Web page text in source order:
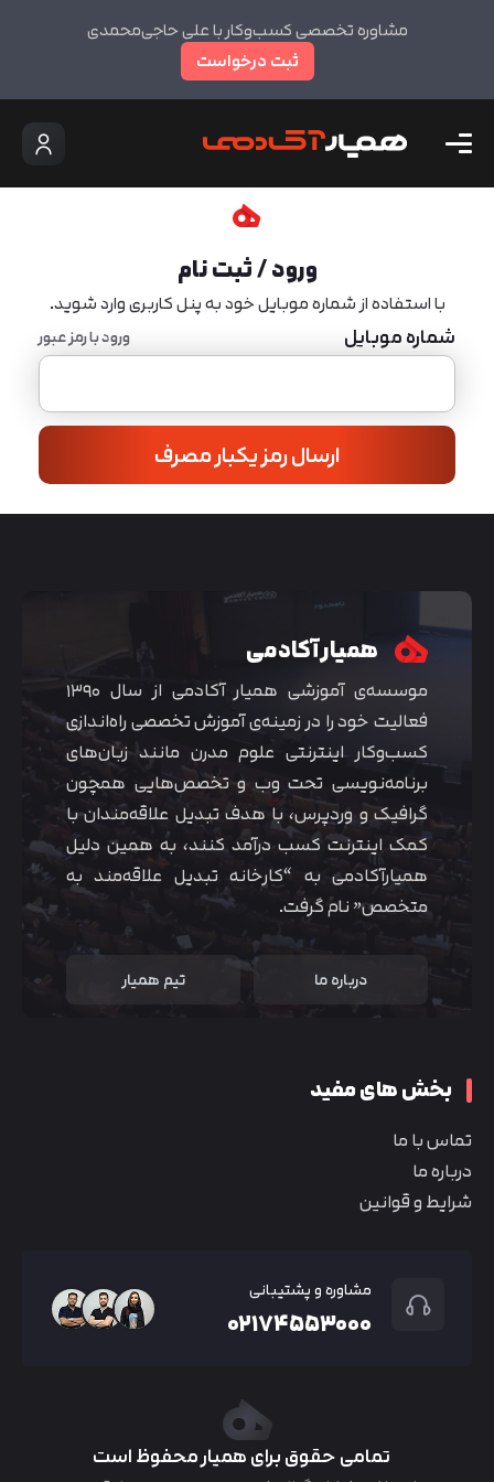
مشاوره تخصصی کسب‌وکار با علی حاجی‌محمدی
ثبت درخواست
ورود / ثبت نام
با استفاده از شماره موبایل خود به پنل کاربری وارد شوید.
شماره موبایل ورود با رمز عبور
ارسال رمز یکبار مصرف
همیار آکادمی
موسسه‌ی آموزشی همیار آکادمی از سال ۱۳۹۰
فعالیت خود را در زمینه‌ی آموزش تخصصی راه‌اندازی
کسب‌و‌کار اینترنتی علوم مدرن مانند زبان‌های
برنامه‌نویسی تحت وب و تخصص‌هایی همچون
گرافیک و وردپرس، با هدف تبدیل علاقه‌مندان با
کمک اینترنت کسب درآمد کنند، به همین دلیل
همیارآکادمی به “کارخانه تبدیل علاقه‌مند به
متخصص” نام گرفت.
درباره ما تیم همیار
بخش های مفید
تماس با ما
درباره ما
شرایط و قوانین
مشاوره و پشتیبانی
۰۲۱۷۴۵۵۳۰۰۰
تمامی حقوق برای همیار محفوظ است
متوجه شدم